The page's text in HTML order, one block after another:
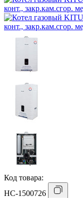
Код товара:
НС-1500726